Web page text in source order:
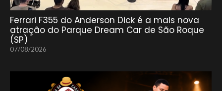
Ferrari F355 do Anderson Dick é a mais nova
atração do Parque Dream Car de São Roque
(SP)
07/08/2026